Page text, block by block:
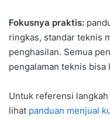
Fokusnya praktis:
ringkas, standar teknis
penghasilan. Semua
pengalaman teknis bisa
Untuk referensi
lihat panduan menjual